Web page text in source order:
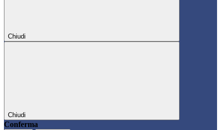
Chiudi
Chiudi
Conferma